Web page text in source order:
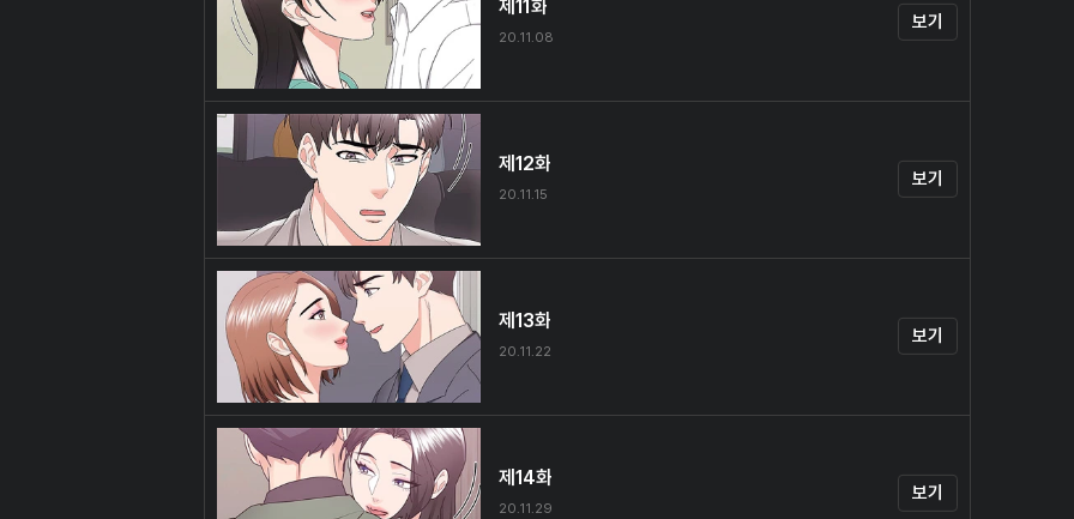
제11화
20.11.08
보기
제12화
20.11.15
보기
제13화
20.11.22
보기
제14화
20.11.29
보기